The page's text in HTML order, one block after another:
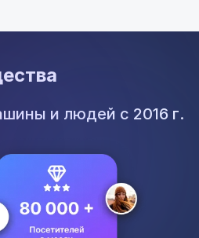
и людей с 2016 г.